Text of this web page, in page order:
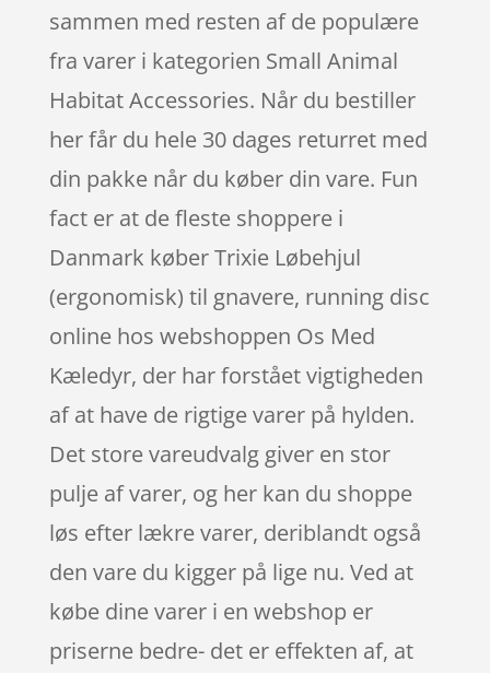
sammen med resten af de populære
fra varer i kategorien Small Animal
Habitat Accessories. Når du bestiller
her får du hele 30 dages returret med
din pakke når du køber din vare. Fun
fact er at de fleste shoppere i
Danmark køber Trixie Løbehjul
(ergonomisk) til gnavere, running disc
online hos webshoppen Os Med
Kæledyr, der har forstået vigtigheden
af at have de rigtige varer på hylden.
Det store vareudvalg giver en stor
pulje af varer, og her kan du shoppe
løs efter lækre varer, deriblandt også
den vare du kigger på lige nu. Ved at
købe dine varer i en webshop er
priserne bedre- det er effekten af, at